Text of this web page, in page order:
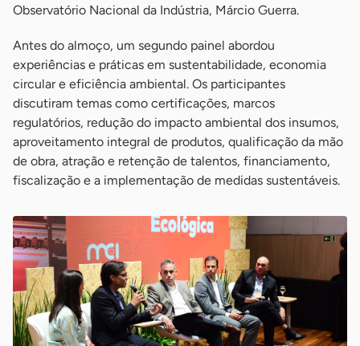
Observatório Nacional da Indústria, Márcio Guerra.
Antes do almoço, um segundo painel abordou
experiências e práticas em sustentabilidade, economia
circular e eficiência ambiental. Os participantes
discutiram temas como certificações, marcos
regulatórios, redução do impacto ambiental dos insumos,
aproveitamento integral de produtos, qualificação da mão
de obra, atração e retenção de talentos, financiamento,
fiscalização e a implementação de medidas sustentáveis.